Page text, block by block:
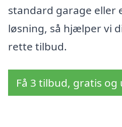
standard garage eller
løsning, så hjælper vi
rette tilbud.
Få 3 tilbud, gratis